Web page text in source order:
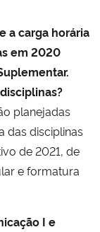
a carga horária
em 2020
planejadas
das disciplinas
de 2021, de
e formatura
I e